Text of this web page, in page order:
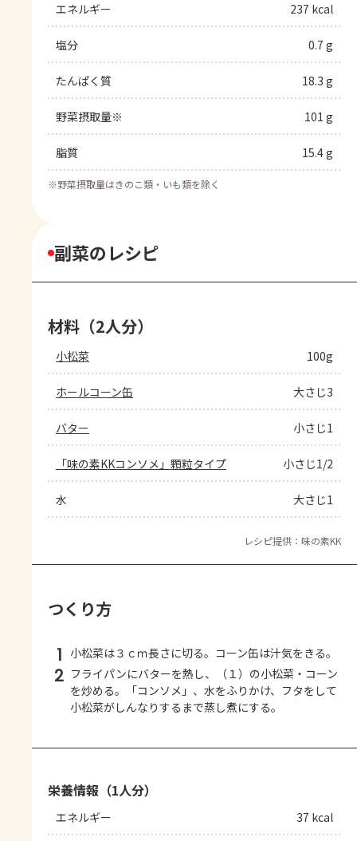
エネルギー 237 kcal
塩分 0.7 g
たんぱく質 18.3 g
野菜摂取量※ 101 g
脂質 15.4 g
※野菜摂取量はきのこ類・いも類を除く
副菜のレシピ
材料（2人分）
小松菜 100g
ホールコーン缶 大さじ3
バター 小さじ1
「味の素KKコンソメ」顆粒タイプ 小さじ1/2
水 大さじ1
レシピ提供：味の素KK
つくり方
1 小松菜は３ｃｍ長さに切る。コーン缶は汁気をきる。
2 フライパンにバターを熱し、（１）の小松菜・コーン
を炒める。「コンソメ」、水をふりかけ、フタをして
小松菜がしんなりするまで蒸し煮にする。
栄養情報（1人分）
エネルギー 37 kcal